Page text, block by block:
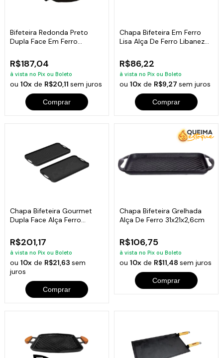
Bifeteira Redonda Preto
Dupla Face Em Ferro
R$187,04
à vista no Pix ou Boleto
ou10x de R$20,11sem juros
Comprar
Chapa Bifeteira Em Ferro
Lisa Alça De Ferro Libaneza
R$86,22
à vista no Pix ou Boleto
ou 10xde R$9,27 sem juros
Comprar
Chapa Bifeteira Gourmet
Dupla Face Alça Ferro
R$201,17
à vista no Pix ou Boleto
ou10x de R$21,63sem
juros
Comprar
Chapa Bifeteira Grelhada
Alça De Ferro 31x21x2,6cm
R$106,75
à vista no Pix ou Boleto
ou 10xde R$11,48 sem juros
Comprar